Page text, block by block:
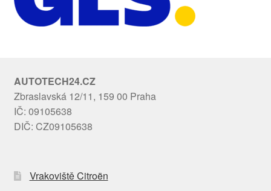
AUTOTECH24.CZ
Zbraslavská 12/11, 159 00 Praha
IČ: 09105638
DIČ: CZ09105638
Vrakoviště Citroën